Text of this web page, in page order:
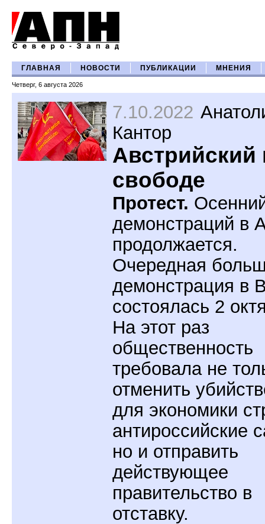
ГЛАВНАЯ НОВОСТИ ПУБЛИКАЦИИ МНЕНИЯ
Четверг, 6 августа 2026
7.10.2022
Кантор
Австрийский
свободе
Протест.
демонстраций в
продолжается.
Очередная
демонстрация в
состоялась 2
На этот раз
общественность
требовала не
отменить
для экономики
антироссийские
но и отправить
действующее
правительство в
отставку.